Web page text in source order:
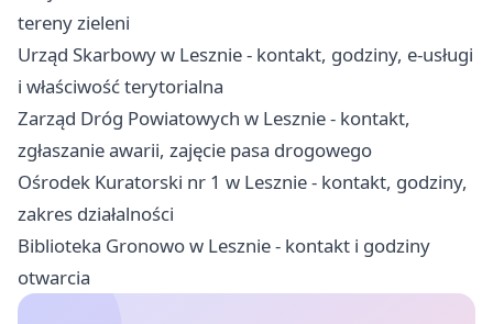
tereny zieleni
Urząd Skarbowy w Lesznie - kontakt, godziny, e-usługi
i właściwość terytorialna
Zarząd Dróg Powiatowych w Lesznie - kontakt,
zgłaszanie awarii, zajęcie pasa drogowego
Ośrodek Kuratorski nr 1 w Lesznie - kontakt, godziny,
zakres działalności
Biblioteka Gronowo w Lesznie - kontakt i godziny
otwarcia